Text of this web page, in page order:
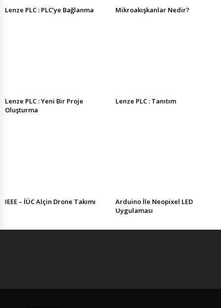
Lenze PLC : PLC’ye Bağlanma Mikroakışkanlar Nedir?
Lenze PLC : Yeni Bir Proje
Oluşturma
Lenze PLC : Tanıtım
IEEE – İÜC Alçin Drone Takımı
Arduino İle Neopixel LED
Uygulaması